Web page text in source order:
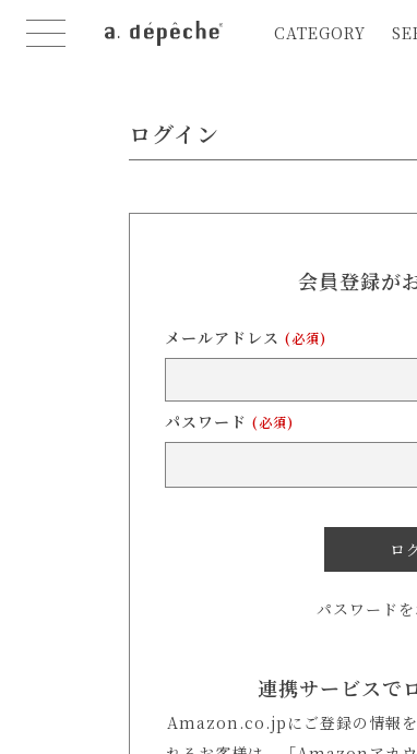
CATEGORY
ログイン
会員登録が
メールアドレス (必須)
パスワード (必須)
ロ
パスワード
連携サービスで
Amazon.co.jpにご登録の情報を